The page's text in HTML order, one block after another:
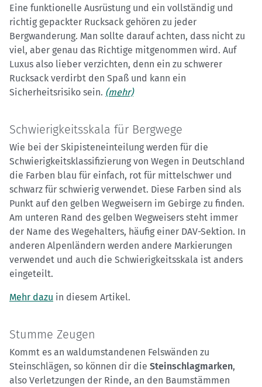
Eine funktionelle Ausrüstung und ein vollständig und
richtig gepackter Rucksack gehören zu jeder
Bergwanderung. Man sollte darauf achten, dass nicht zu
viel, aber genau das Richtige mitgenommen wird. Auf
Luxus also lieber verzichten, denn ein zu schwerer
Rucksack verdirbt den Spaß und kann ein
Sicherheitsrisiko sein. (mehr)
Schwierigkeitsskala für Bergwege
Wie bei der Skipisteneinteilung werden für die
Schwierigkeitsklassifizierung von Wegen in Deutschland
die Farben blau für einfach, rot für mittelschwer und
schwarz für schwierig verwendet. Diese Farben sind als
Punkt auf den gelben Wegweisern im Gebirge zu finden.
Am unteren Rand des gelben Wegweisers steht immer
der Name des Wegehalters, häufig einer DAV-Sektion. In
anderen Alpenländern werden andere Markierungen
verwendet und auch die Schwierigkeitsskala ist anders
eingeteilt.
Mehr dazu in diesem Artikel.
Stumme Zeugen
Kommt es an waldumstandenen Felswänden zu
Steinschlägen, so können dir die Steinschlagmarken,
also Verletzungen der Rinde, an den Baumstämmen